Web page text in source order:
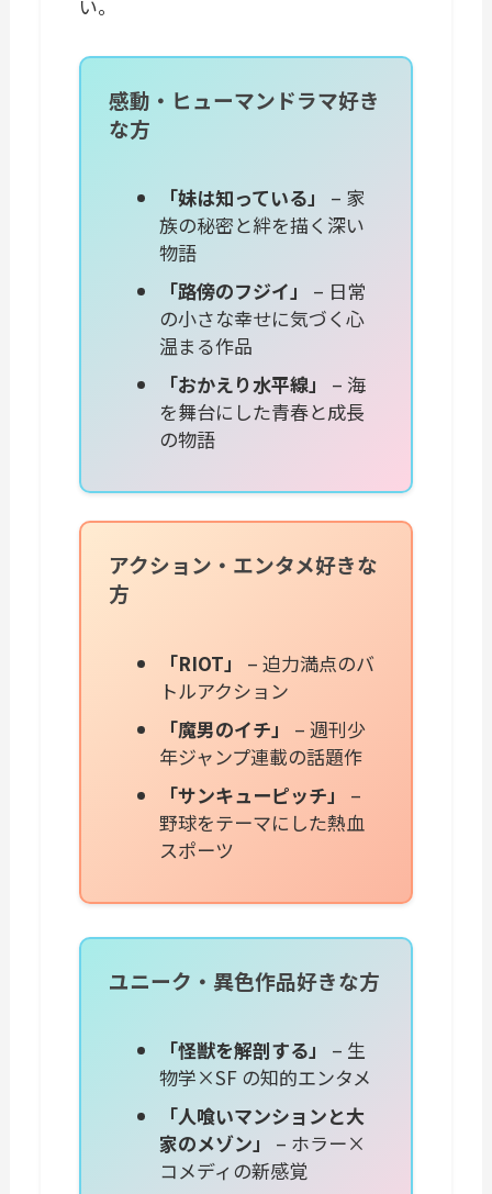
い。
感動・ヒューマンドラマ好き
な方
「妹は知っている」
– 家
族の秘密と絆を描く深い
物語
「路傍のフジイ」
– 日常
の小さな幸せに気づく心
温まる作品
「おかえり水平線」
– 海
を舞台にした青春と成長
の物語
アクション・エンタメ好きな
方
「RIOT」
– 迫力満点のバ
トルアクション
「魔男のイチ」
– 週刊少
年ジャンプ連載の話題作
「サンキューピッチ」
–
野球をテーマにした熱血
スポーツ
ユニーク・異色作品好きな方
「怪獣を解剖する」
– 生
物学×SF の知的エンタメ
「人喰いマンションと大
家のメゾン」
– ホラー×
コメディの新感覚